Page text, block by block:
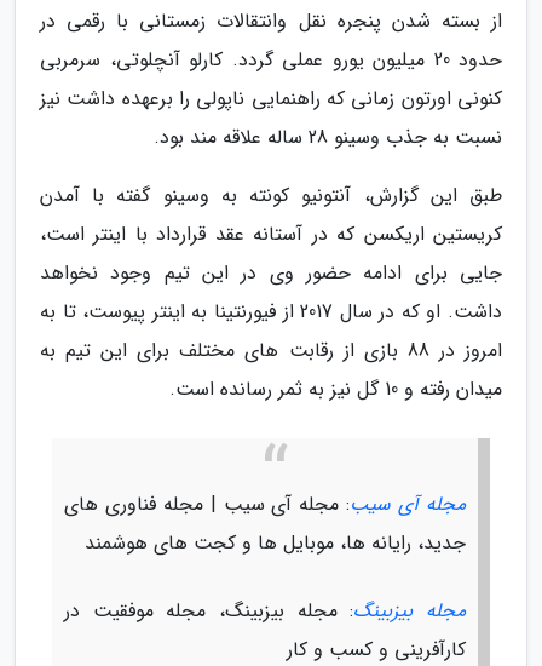
از بسته شدن پنجره نقل وانتقالات زمستانی با رقمی در
حدود 20 میلیون یورو عملی گردد. کارلو آنچلوتی، سرمربی
کنونی اورتون زمانی که راهنمایی ناپولی را برعهده داشت نیز
نسبت به جذب وسینو 28 ساله علاقه مند بود.
طبق این گزارش، آنتونیو کونته به وسینو گفته با آمدن
کریستین اریکسن که در آستانه عقد قرارداد با اینتر است،
جایی برای ادامه حضور وی در این تیم وجود نخواهد
داشت. او که در سال 2017 از فیورنتینا به اینتر پیوست، تا به
امروز در 88 بازی از رقابت های مختلف برای این تیم به
میدان رفته و 10 گل نیز به ثمر رسانده است.
مجله آی سیب: مجله آی سیب | مجله فناوری های
جدید، رایانه ها، موبایل ها و کجت های هوشمند
مجله بیزبینگ: مجله بیزبینگ، مجله موفقیت در
کارآفرینی و کسب و کار